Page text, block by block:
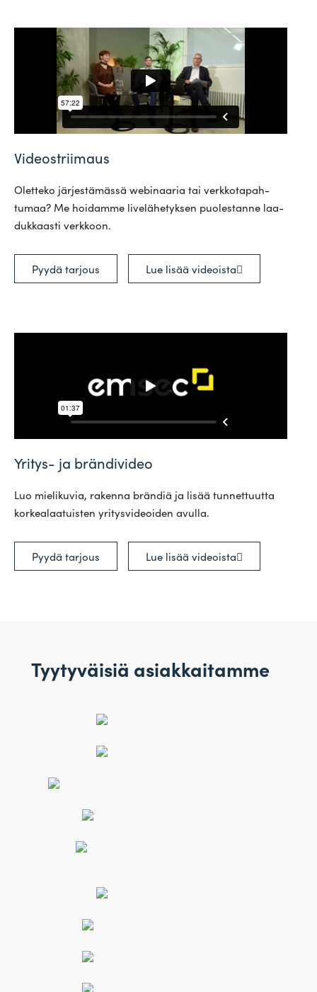
Videostriimaus
Oletteko jär­jes­tä­mässä webi­naaria tai verk­ko­ta­pah­
tumaa? Me hoi­damme live­lä­he­tyksen puo­les­tanne laa­
duk­kaasti verkkoon.
Pyydä tarjous Lue lisää videoista
Yritys- ja brändivideo
Luo mie­li­kuvia, rakenna brändiä ja lisää tun­net­tuutta
kor­kea­laa­tuisten yri­tys­vi­deoiden avulla.
Pyydä tarjous Lue lisää videoista
Tyytyväisiä asiakkaitamme